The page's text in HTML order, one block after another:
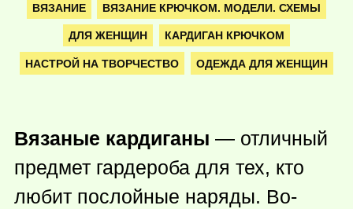
ВЯЗАНИЕ ВЯЗАНИЕ КРЮЧКОМ. МОДЕЛИ. СХЕМЫ
ДЛЯ ЖЕНЩИН КАРДИГАН КРЮЧКОМ
НАСТРОЙ НА ТВОРЧЕСТВО ОДЕЖДА ДЛЯ ЖЕНЩИН
Вязаные кардиганы — отличный
предмет гардероба для тех, кто
любит послойные наряды. Во-